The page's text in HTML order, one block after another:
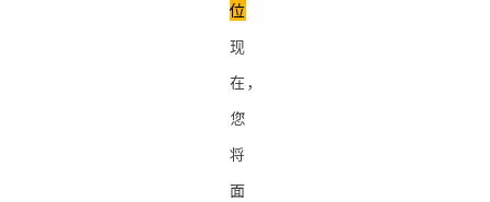
位
现
在，
您
将
面